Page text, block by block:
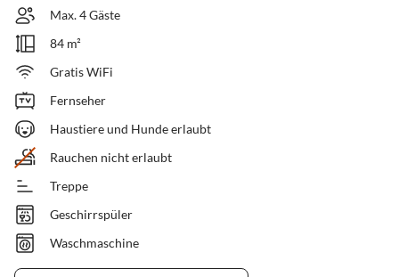
Max. 4 Gäste
84 m²
Gratis WiFi
Fernseher
Haustiere und Hunde erlaubt
Rauchen nicht erlaubt
Treppe
Geschirrspüler
Waschmaschine